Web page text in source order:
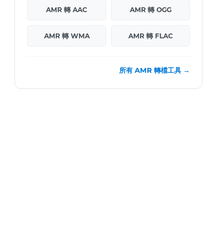
AMR 轉 AAC AMR 轉 OGG
AMR 轉 WMA AMR 轉 FLAC
所有 AMR 轉檔工具 →